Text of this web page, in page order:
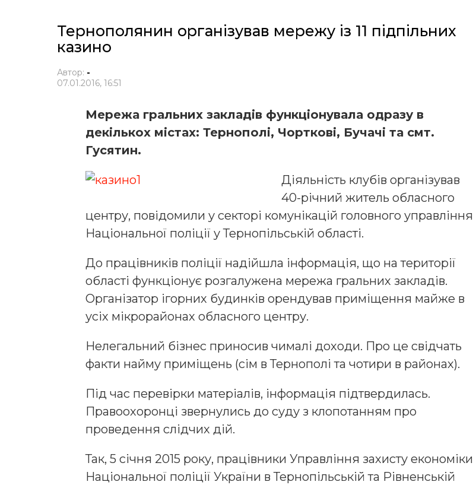
Тернополянин організував мережу із 11 підпільних
казино
Автор: -
07.01.2016, 16:51
Мережа гральних закладів функціонувала одразу в
декількох містах: Тернополі, Чорткові, Бучачі та смт.
Гусятин.
Діяльність клубів організував
40-річний житель обласного
центру, повідомили у секторі комунікацій головного управління
Національної поліції у Тернопільській області.
До працівників поліції надійшла інформація, що на території
області функціонує розгалужена мережа гральних закладів.
Організатор ігорних будинків орендував приміщення майже в
усіх мікрорайонах обласного центру.
Нелегальний бізнес приносив чималі доходи. Про це свідчать
факти найму приміщень (сім в Тернополі та чотири в районах).
Під час перевірки матеріалів, інформація підтвердилась.
Правоохоронці звернулись до суду з клопотанням про
проведення слідчих дій.
Так, 5 січня 2015 року, працівники Управління захисту економіки
Національної поліції України в Тернопільській та Рівненській